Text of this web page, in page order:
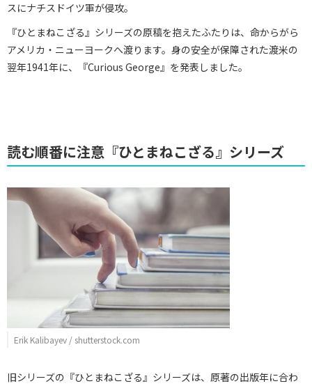
スにナチスドイツ軍が侵攻。
『ひとまねこざる』シリーズの原稿を抱えたふたりは、命からがら
アメリカ・ニューヨークへ渡ります。身の安全が保障された渡米の
翌年1941年に、『Curious George』を発表しました。
読む順番に注意『ひとまねこざる』シリーズ
Erik Kalibayev / shutterstock.com
旧シリーズの『ひとまねこざる』シリーズは、原著の出版年に合わ